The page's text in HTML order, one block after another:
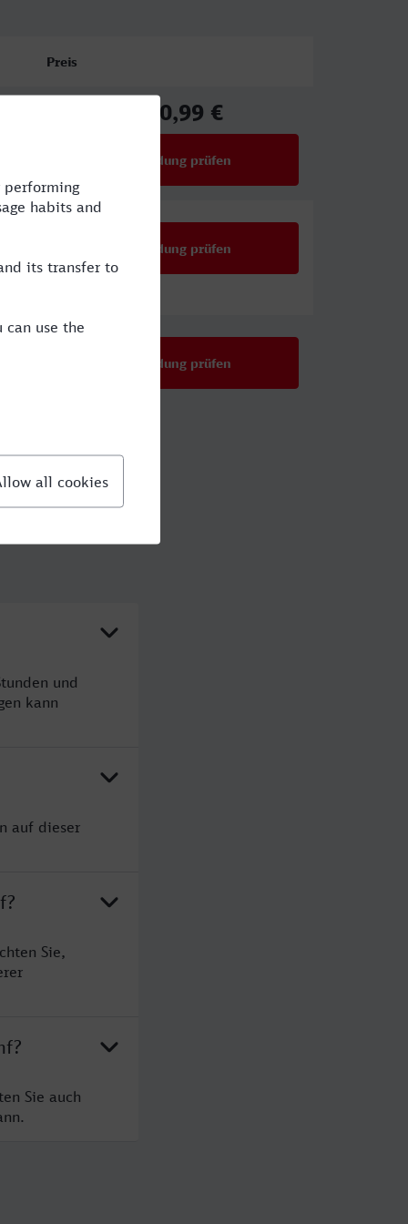
Preis
130,99 €
Verbindung prüfen
Verbindung prüfen
Verbindung prüfen
und
kann
auf dieser
Sie,
Sie auch